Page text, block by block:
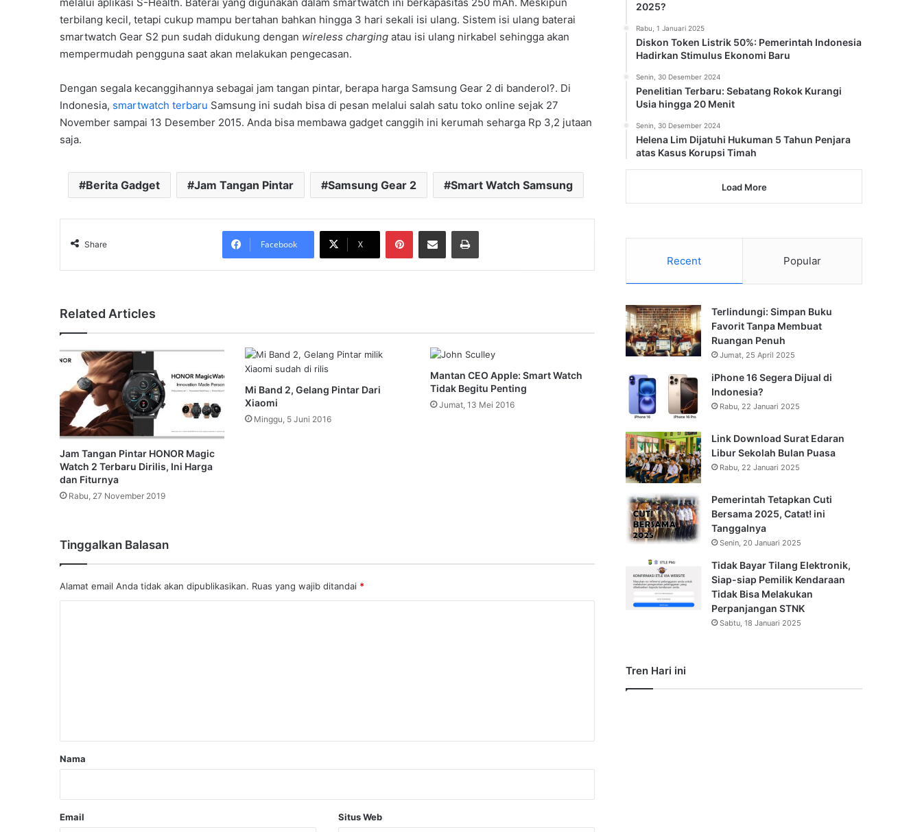
terbilang kecil, tetapi cukup mampu bertahan bahkan hingga 3 hari sekali isi ulang. Sistem isi ulang baterai
smartwatch Gear S2 pun sudah didukung dengan wireless charging atau isi ulang nirkabel sehingga akan
mempermudah pengguna saat akan melakukan pengecasan.
Dengan segala kecanggihannya sebagai jam tangan pintar, berapa harga Samsung Gear 2 di banderol?. Di
Indonesia, smartwatch terbaru Samsung ini sudah bisa di pesan melalui salah satu toko online sejak 27
November sampai 13 Desember 2015. Anda bisa membawa gadget canggih ini kerumah seharga Rp 3,2 jutaan
saja.
Berita Gadget Jam Tangan Pintar Samsung Gear 2 Smart Watch Samsung
Share Facebook X
PinterestShare via Email Print
Related Articles
Jam Tangan Pintar HONOR Magic
Watch 2 Terbaru Dirilis, Ini Harga
dan Fiturnya
Rabu, 27 November 2019
Mi Band 2, Gelang Pintar Dari
Xiaomi
Minggu, 5 Juni 2016
Mantan CEO Apple: Smart Watch
Tidak Begitu Penting
Jumat, 13 Mei 2016
Tinggalkan Balasan
Alamat email Anda tidak akan dipublikasikan. Ruas yang wajib ditandai *
r
Nama
Email Situs Web
2025?
Rabu, 1 Januari 2025
Diskon Token Listrik 50%: Pemerintah Indonesia
Hadirkan Stimulus Ekonomi Baru
Senin, 30 Desember 2024
Penelitian Terbaru: Sebatang Rokok Kurangi
Usia hingga 20 Menit
Senin, 30 Desember 2024
Helena Lim Dijatuhi Hukuman 5 Tahun Penjara
atas Kasus Korupsi Timah
Load More
Recent Popular
Terlindungi: Simpan Buku
Favorit Tanpa Membuat
Ruangan Penuh
Jumat, 25 April 2025
iPhone 16 Segera Dijual di
Indonesia?
Rabu, 22 Januari 2025
Link Download Surat Edaran
Libur Sekolah Bulan Puasa
Rabu, 22 Januari 2025
Pemerintah Tetapkan Cuti
Bersama 2025, Catat! ini
Tanggalnya
Senin, 20 Januari 2025
Tidak Bayar Tilang Elektronik,
Siap-siap Pemilik Kendaraan
Tidak Bisa Melakukan
Perpanjangan STNK
Sabtu, 18 Januari 2025
Tren Hari ini